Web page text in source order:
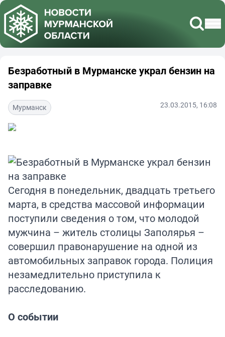
Безработный в Мурманске украл бензин на
заправке
Мурманск 23.03.2015, 16:08
Сегодня в понедельник, двадцать третьего
марта, в средства массовой информации
поступили сведения о том, что молодой
мужчина – житель столицы Заполярья –
совершил правонарушение на одной из
автомобильных заправок города. Полиция
незамедлительно приступила к
расследованию.
О событии